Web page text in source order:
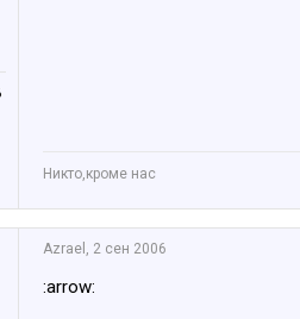
Никто,кроме нас
Azrael , 2 сен 2006
:arrow: